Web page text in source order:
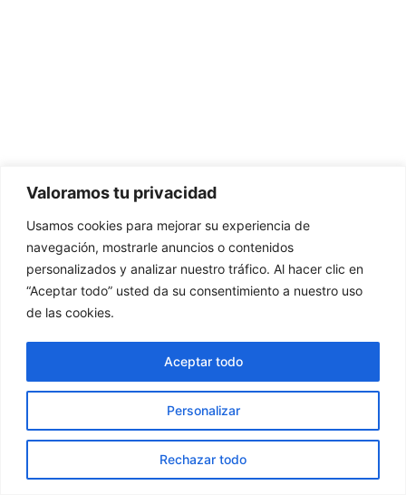
Valoramos tu privacidad
Usamos cookies para mejorar su experiencia de
navegación, mostrarle anuncios o contenidos
personalizados y analizar nuestro tráfico. Al hacer clic en
“Aceptar todo” usted da su consentimiento a nuestro uso
de las cookies.
Personalizar
Rechazar todo
Aceptar todo